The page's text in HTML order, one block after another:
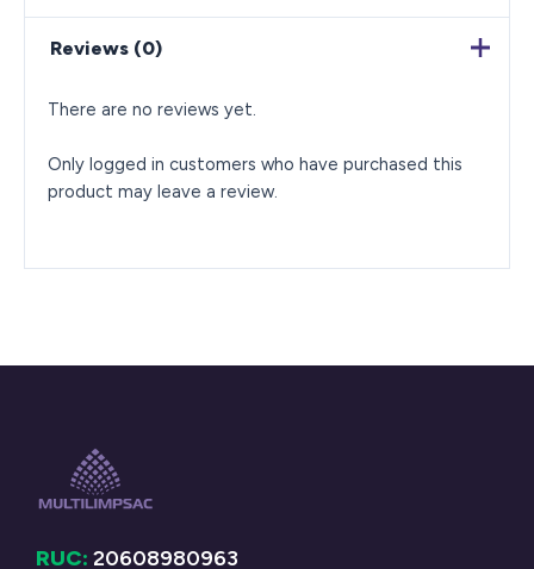
Reviews (0)
There are no reviews yet.
Only logged in customers who have purchased this
product may leave a review.
RUC: 20608980963